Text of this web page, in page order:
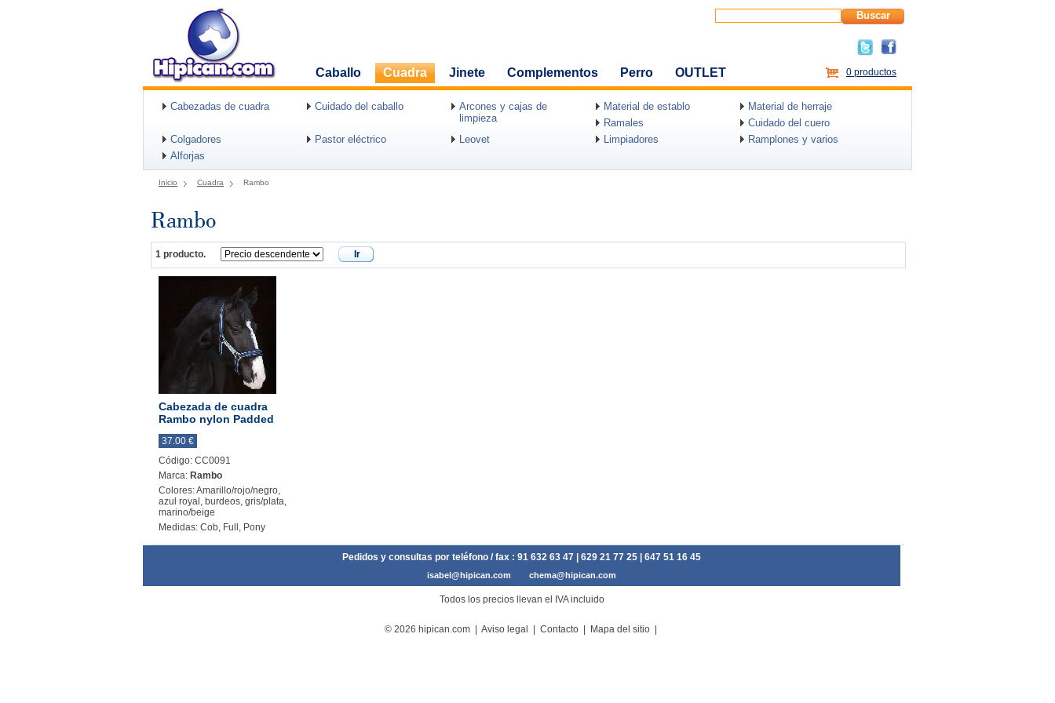
Buscar
Caballo Cuadra Jinete Complementos Perro OUTLET 0 productos
Cabezadas de cuadra Cuidado del caballo
Arcones y cajas de
limpieza
Material de establo
Material de herraje
Ramales
Cuidado del cuero
Colgadores
Pastor eléctrico Leovet Limpiadores
Ramplones y varios
Alforjas
Inicio Cuadra Rambo
Rambo
1 producto. Ir
Cabezada de cuadra
Rambo nylon Padded
37.00 €
Código: CC0091
Marca: Rambo
Colores: Amarillo/rojo/negro,
azul royal, burdeos, gris/plata,
marino/beige
Medidas: Cob, Full, Pony
Pedidos y consultas por teléfono / fax : 91 632 63 47 | 629 21 77 25 | 647 51 16 45
isabel@hipican.com chema@hipican.com
Todos los precios llevan el IVA incluido
© 2026 hipican.com | Aviso legal Contacto| Mapa del sitio|